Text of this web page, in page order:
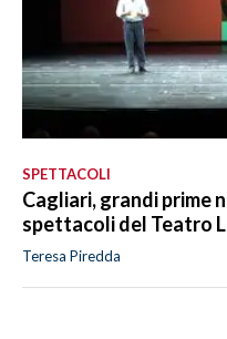
SPETTACOLI
Cagliari, grandi prime
spettacoli del Teatro
Teresa Piredda